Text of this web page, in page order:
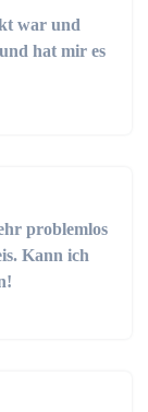
war und
hat mir es
problemlos
Kann ich